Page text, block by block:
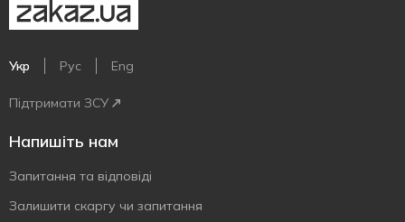
Укр Рус Eng
Підтримати ЗСУ
Напишіть нам
Запитання та відповіді
Залишити скаргу чи запитання